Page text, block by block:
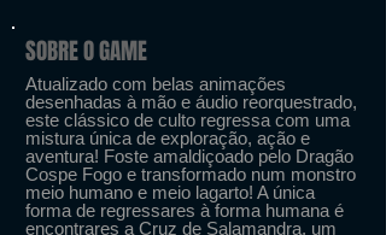
SOBRE O GAME
Atualizado com belas animações
desenhadas à mão e áudio reorquestrado,
este clássico de culto regressa com uma
mistura única de exploração, ação e
aventura! Foste amaldiçoado pelo Dragão
Cospe Fogo e transformado num monstro
meio humano e meio lagarto! A única
forma de regressares à forma humana é
encontrares a Cruz de Salamandra, um